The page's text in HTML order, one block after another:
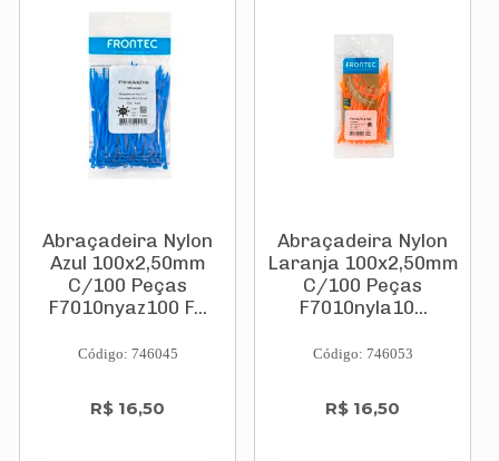
Abraçadeira Nylon
Azul 100x2,50mm
C/100 Peças
F7010nyaz100 F...
Código: 746045
R$ 16,50
Abraçadeira Nylon
Laranja 100x2,50mm
C/100 Peças
F7010nyla10...
Código: 746053
R$ 16,50